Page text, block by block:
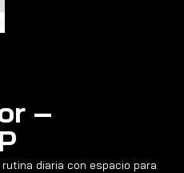
–
diaria con espacio para